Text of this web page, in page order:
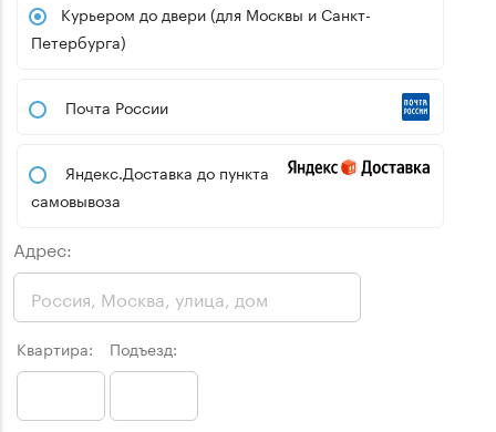
Курьером до двери (для Москвы и Санкт-
Петербурга)
Почта России
Яндекс.Доставка до пункта
самовывоза
Адрес:
Квартира: Подъезд: